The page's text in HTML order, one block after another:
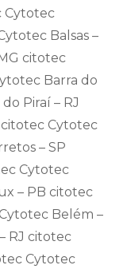
Cytotec
Balsas –
citotec
Barra do
Piraí – RJ
citotec Cytotec
– SP
Cytotec
– PB citotec
Belém –
RJ citotec
Cytotec